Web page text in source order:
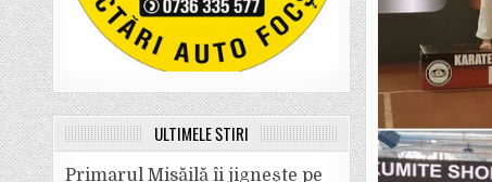
ULTIMELE ȘTIRI
Primarul Misăilă îi jignește pe